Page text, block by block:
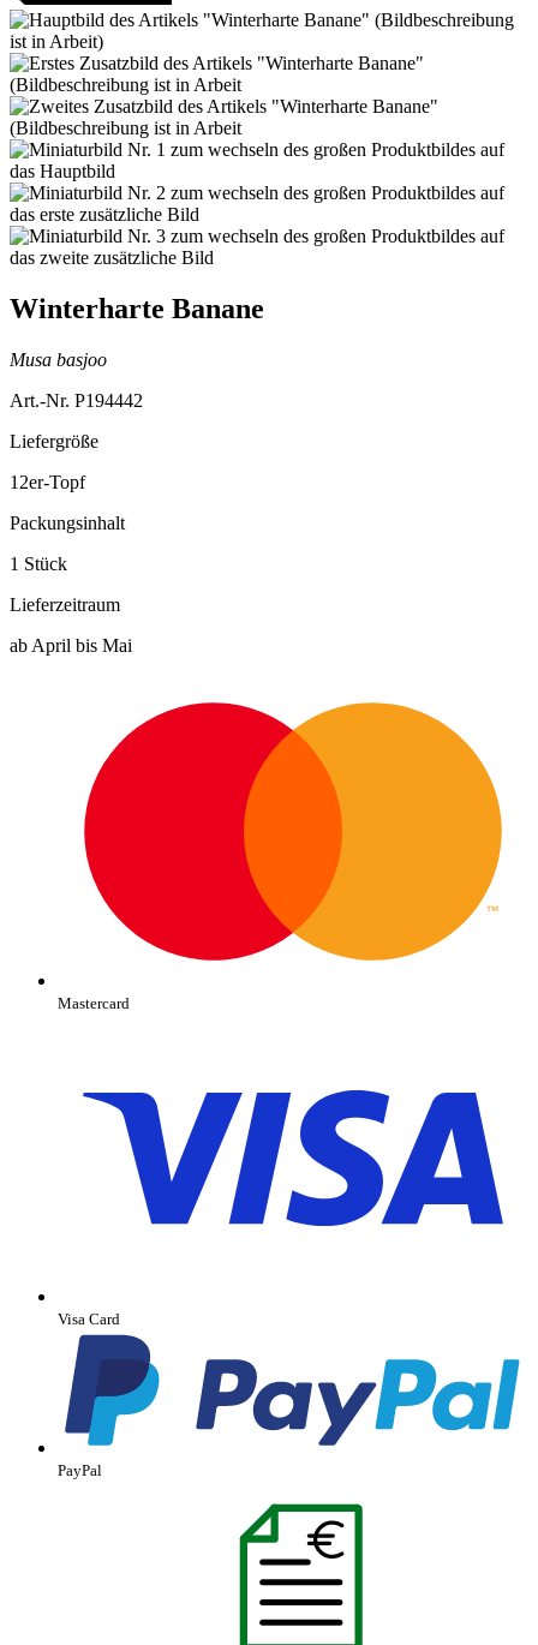
Winterharte Banane
Musa basjoo
Art.-Nr. P194442
Liefergröße
12er-Topf
Packungsinhalt
1 Stück
Lieferzeitraum
ab April bis Mai
Mastercard
Visa Card
PayPal